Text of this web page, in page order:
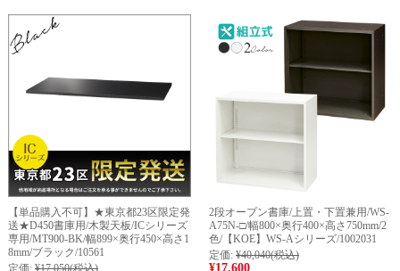
【単品購入不可】★東京都23区限定発
送★D450書庫用/木製天板/ICシリーズ
専用/MT900-BK/幅899×奥行450×高さ1
8mm/ブラック/10561
定価: ¥17,050(税込)
2段オープン書庫/上置・下置兼用/WS-
A75N-□/幅800×奥行400×高さ750mm/2
色/【KOE】WS-Aシリーズ/1002031
定価: ¥40,040(税込)
¥17,600